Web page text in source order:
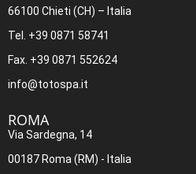
66100 Chieti (CH) – Italia
Tel. +39 0871 58741
Fax. +39 0871 552624
info@totospa.it
ROMA​
Via Sardegna, 14
00187 Roma (RM) - Italia